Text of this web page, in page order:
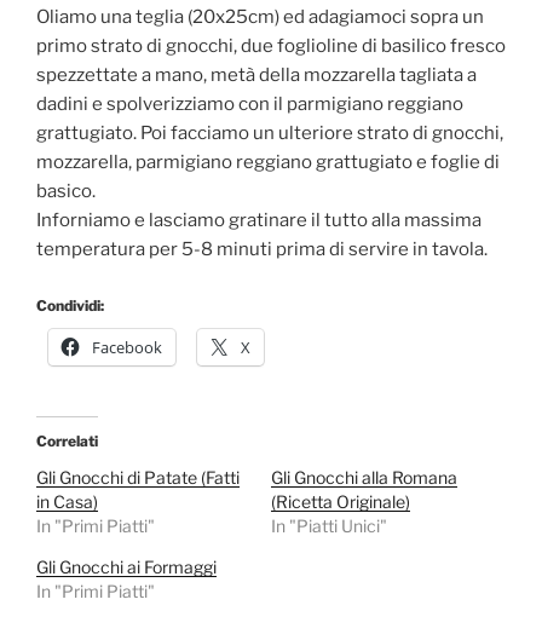
Oliamo una teglia (20x25cm) ed adagiamoci sopra un
primo strato di gnocchi, due foglioline di basilico fresco
spezzettate a mano, metà della mozzarella tagliata a
dadini e spolverizziamo con il parmigiano reggiano
grattugiato. Poi facciamo un ulteriore strato di gnocchi,
mozzarella, parmigiano reggiano grattugiato e foglie di
basico.
Inforniamo e lasciamo gratinare il tutto alla massima
temperatura per 5-8 minuti prima di servire in tavola.
Condividi:
Facebook X
Correlati
Gli Gnocchi di Patate (Fatti
in Casa)
In "Primi Piatti"
Gli Gnocchi alla Romana
(Ricetta Originale)
In "Piatti Unici"
Gli Gnocchi ai Formaggi
In "Primi Piatti"